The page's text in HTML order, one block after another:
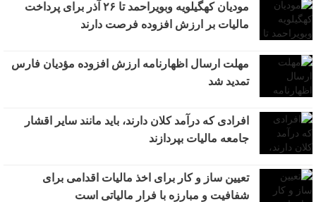
مودیان کهگیلویه وبویراحمد تا ۲۶ آذر برای پرداخت
مالیات بر ارزش افزوده فرصت دارند
مهلت ارسال اظهارنامه ارزش افزوده مؤدیان فارس
تمدید شد
افرادی که درآمد کلان دارند، باید مانند سایر اقشار
جامعه مالیات بپردازند
تعیین ساز و کار برای اخذ مالیات اقدامی برای
شفافیت و مبارزه با فرار مالیاتی است